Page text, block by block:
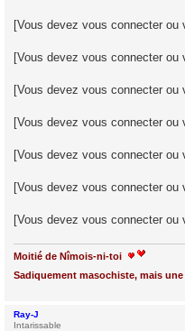
[Vous devez vous connecter ou
[Vous devez vous connecter ou
[Vous devez vous connecter ou
[Vous devez vous connecter ou
[Vous devez vous connecter ou
[Vous devez vous connecter ou
[Vous devez vous connecter ou
Moitié de Nîmois-ni-toi
Sadiquement masochiste, mais
Ray-J
Intarissable